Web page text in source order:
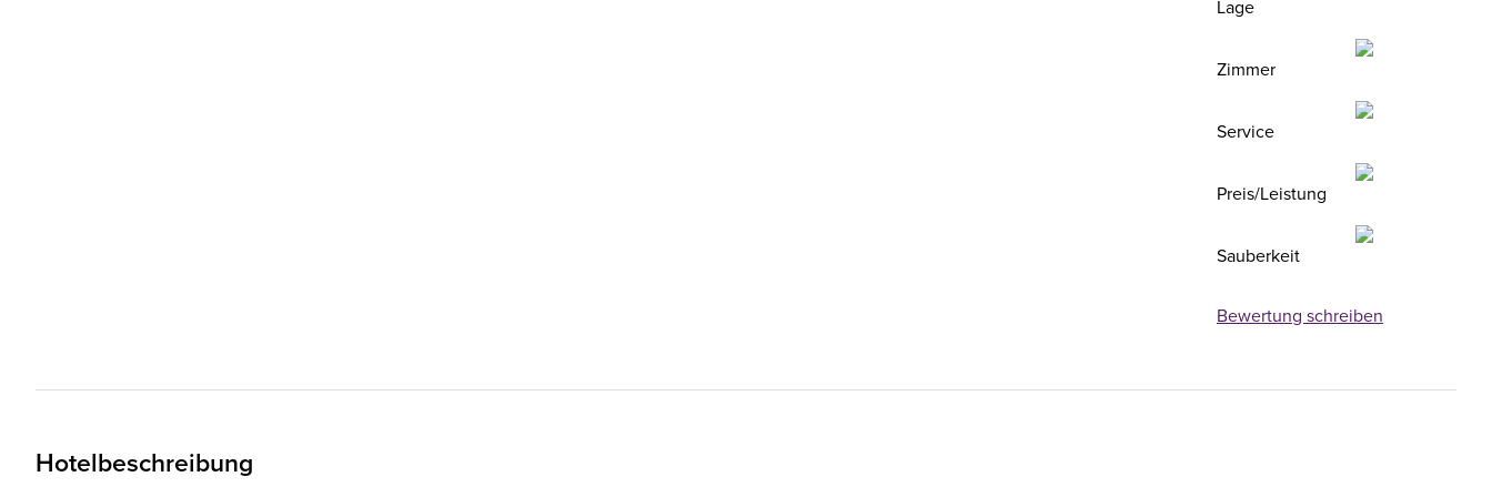
Lage
Zimmer
Service
Preis/Leistung
Sauberkeit
Bewertung schreiben
Hotelbeschreibung